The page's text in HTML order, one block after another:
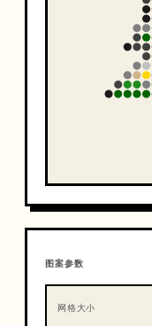
图案参数
网格大小